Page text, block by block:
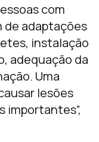
com
de adaptações
instalação
adequação da
Uma
lesões
importantes”,